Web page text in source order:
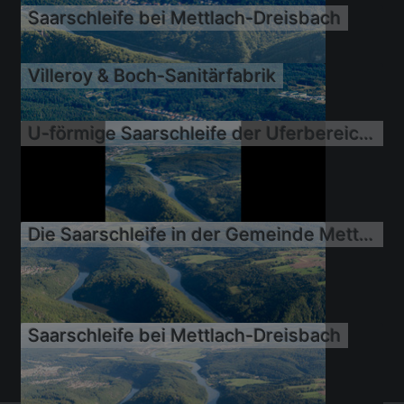
05.09.2025
11.09.2010
Saarschleife bei Mettlach-Dreisbach
Villeroy & Boch-Sanitärfabrik
11.09.2010
U-förmige Saarschleife der Uferbereiche am Saar Flußverlauf im Ortsteil Nohn
11.09.2010
Die Saarschleife in der Gemeinde Mettlach. Der Fluss zieht hier die Schleife durch das Saargau
Saarschleife bei Mettlach-Dreisbach